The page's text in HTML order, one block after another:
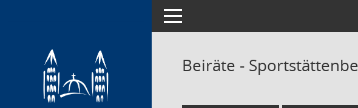
Toggle navigation
Beiräte -